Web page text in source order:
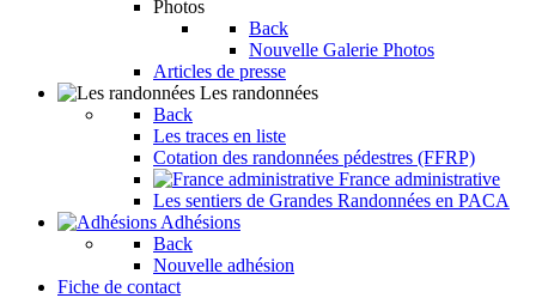
Photos
Back
Nouvelle Galerie Photos
Articles de presse
Les randonnées
Back
Les traces en liste
Cotation des randonnées pédestres (FFRP)
France administrative
Les sentiers de Grandes Randonnées en PACA
Adhésions
Back
Nouvelle adhésion
Fiche de contact